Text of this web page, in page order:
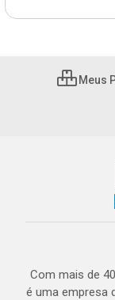
Meus
Com mais de
é uma empresa